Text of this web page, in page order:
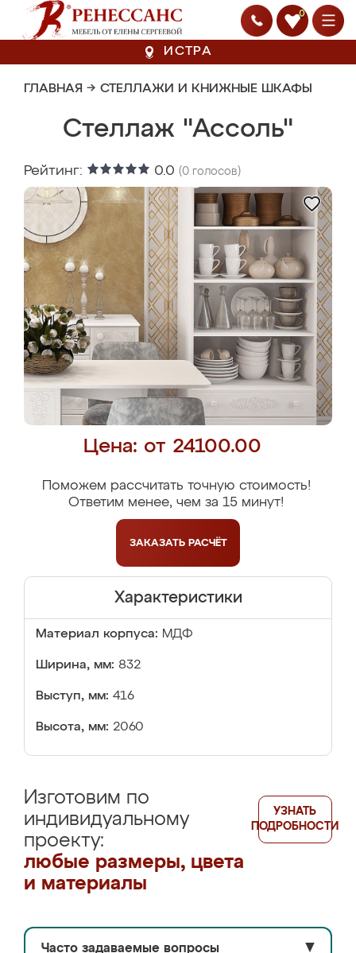
0
ИСТРА
ГЛАВНАЯ → СТЕЛЛАЖИ И КНИЖНЫЕ ШКАФЫ
Стеллаж "Ассоль"
Рейтинг: 0.0 (0 голосов)
Цена: от 24100.00
Поможем рассчитать точную стоимость!
Ответим менее, чем за 15 минут!
ЗАКАЗАТЬ РАСЧЁТ
Характеристики
Материал корпуса: МДФ
Ширина, мм: 832
Выступ, мм: 416
Высота, мм: 2060
Изготовим по
индивидуальному
проекту:
любые размеры, цвета
и материалы
УЗНАТЬ
ПОДРОБНОСТИ
Часто задаваемые вопросы ▼